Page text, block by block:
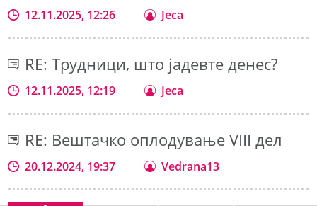
12.11.2025, 12:26 Jeca
RE: Трудници, што јадевте денес?
12.11.2025, 12:19 Jeca
RE: Вештачко оплодување VIII дел
20.12.2024, 19:37 Vedrana13